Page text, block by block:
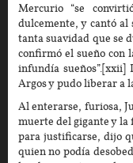
Mercurio “se
dulcemente, y cantó al
tanta suavidad que se
confirmó el sueño con
infundía sueños”.[xxii]
Argos y pudo liberar a
Al enterarse, furiosa,
muerte del gigante y la
para justificarse, dijo
quien no podía